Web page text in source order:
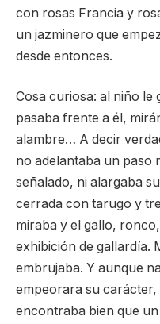
con rosas Francia y
un jazminero que
desde entonces.
Cosa curiosa: al niño le
pasaba frente a él,
alambre… A decir
no adelantaba un paso
señalado, ni alargaba
cerrada con tarugo y
miraba y el gallo,
exhibición de gallardía.
embrujaba. Y aunque
empeorara su
encontraba bien que